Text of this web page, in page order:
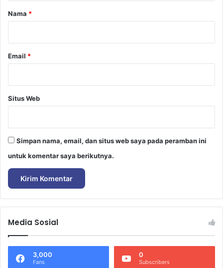
rNama *
Email *
Situs Web
Simpan nama, email, dan situs web saya pada peramban ini
untuk komentar saya berikutnya.
Media Sosial
3,000
Fans
0
Subscribers